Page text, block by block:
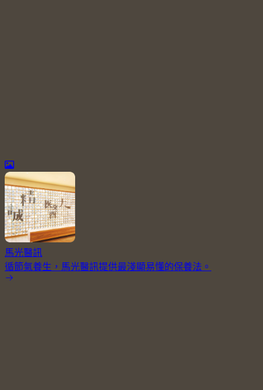
馬光醫訊
循節氣養生，馬光醫訊提供最淺顯易懂的保養法。